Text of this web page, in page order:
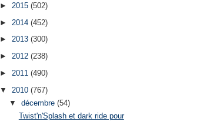
► 2015(502)
► 2014(452)
►2013(300)
►2012(238)
► 2011(490)
▼ 2010(767)
▼ décembre (54)
Twist'n'Splash et dark ride pour